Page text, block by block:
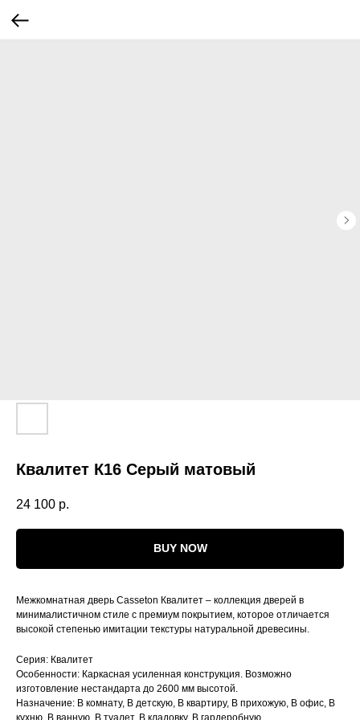
Квалитет К16 Серый матовый
24 100 р.
BUY NOW
Межкомнатная дверь Casseton Квалитет – коллекция дверей в
минималистичном стиле с премиум покрытием, которое отличается
высокой степенью имитации текстуры натуральной древесины.
Серия: Квалитет
Особенности: Каркасная усиленная конструкция. Возможно
изготовление нестандарта до 2600 мм высотой.
Назначение: В комнату, В детскую, В квартиру, В прихожую, В офис, В
кухню, В ванную, В туалет, В кладовку, В гардеробную